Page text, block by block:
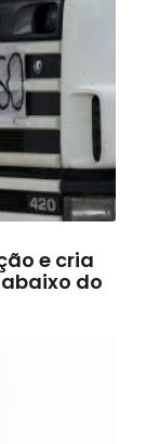
e cria
do